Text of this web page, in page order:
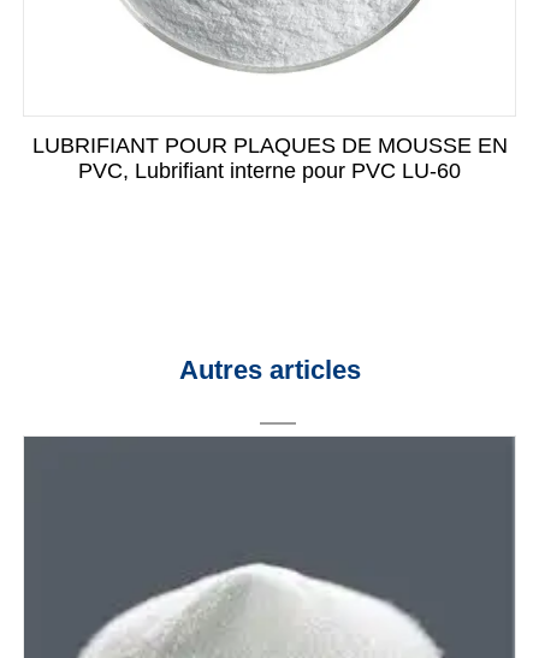
LUBRIFIANT POUR PLAQUES DE MOUSSE EN
PVC, Lubrifiant interne pour PVC LU-60
Autres articles